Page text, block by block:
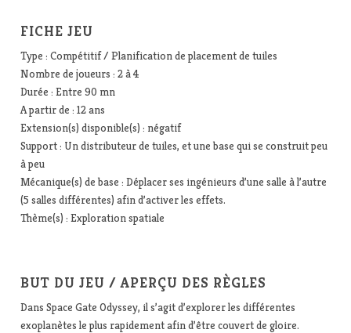
FICHE JEU
Type : Compétitif / Planification de placement de tuiles
Nombre de joueurs : 2 à 4
Durée : Entre 90 mn
A partir de : 12 ans
Extension(s) disponible(s) : négatif
Support : Un distributeur de tuiles, et une base qui se construit peu
à peu
Mécanique(s) de base : Déplacer ses ingénieurs d’une salle à l’autre
(5 salles différentes) afin d’activer les effets.
Thème(s) : Exploration spatiale
BUT DU JEU / APERÇU DES RÈGLES
Dans Space Gate Odyssey, il s’agit d’explorer les différentes
exoplanètes le plus rapidement afin d’être couvert de gloire.